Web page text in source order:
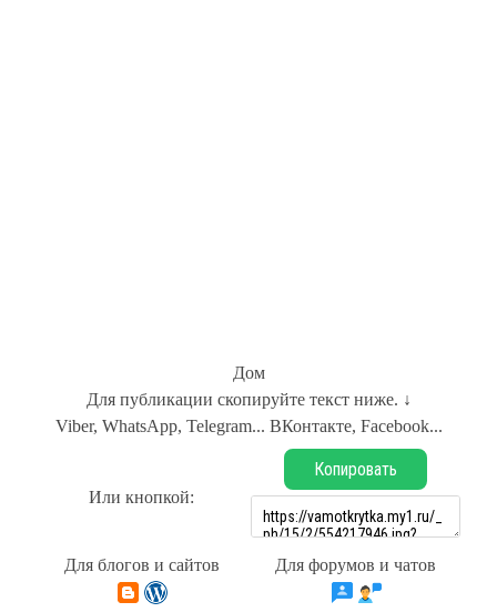
Дом
Для публикации скопируйте текст ниже. ↓
Viber, WhatsApp, Telegram... ВКонтакте, Facebook...
Или кнопкой:
Копировать
Для блогов и сайтов Для форумов и чатов